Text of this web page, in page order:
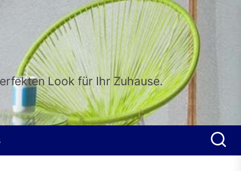
Look für Ihr Zuhause.